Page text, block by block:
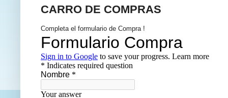
CARRO DE COMPRAS
Completa el formulario de Compra !